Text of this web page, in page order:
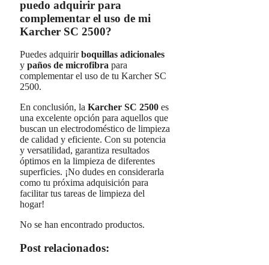
puedo adquirir para
complementar el uso de mi
Karcher SC 2500?
Puedes adquirirboquillas adicionales
y paños de microfibra para
complementar el uso de tu Karcher SC
2500.
En conclusión, la Karcher SC 2500 es
una excelente opción para aquellos que
buscan un electrodoméstico de limpieza
de calidad y eficiente. Con su potencia
y versatilidad, garantiza resultados
óptimos en la limpieza de diferentes
superficies. ¡No dudes en considerarla
como tu próxima adquisición para
facilitar tus tareas de limpieza del
hogar!
No se han encontrado productos.
Post relacionados: